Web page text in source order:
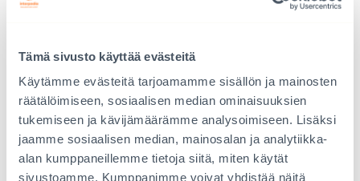
Tämä sivusto käyttää evästeitä
Käytämme evästeitä tarjoamamme sisällön ja mainosten
räätälöimiseen, sosiaalisen median ominaisuuksien
tukemiseen ja kävijämäärämme analysoimiseen. Lisäksi
jaamme sosiaalisen median, mainosalan ja analytiikka-
alan kumppaneillemme tietoja siitä, miten käytät
sivustoamme. Kumppanimme voivat yhdistää näitä
Etiopiaan
määrä